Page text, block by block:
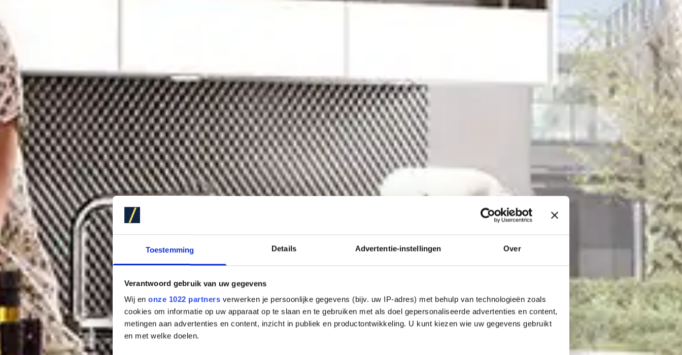
Toestemming Details Advertentie-instellingen Over
Verantwoord gebruik van uw gegevens
Wij en onze 1022 partners verwerken je persoonlijke gegevens (bijv. uw IP-adres) met behulp van technologieën zoals
cookies om informatie op uw apparaat op te slaan en te gebruiken met als doel gepersonaliseerde advertenties en content,
metingen aan advertenties en content, inzicht in publiek en productontwikkeling. U kunt kiezen wie uw gegevens gebruikt
en met welke doelen.